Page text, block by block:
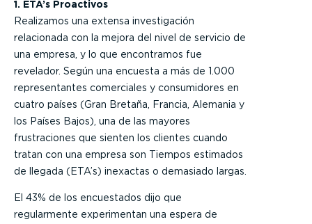
1. ETA’s Proactivos
Realizamos una extensa investigación
relacionada con la mejora del nivel de servicio de
una empresa, y lo que encontramos fue
revelador. Según una encuesta a más de 1.000
representantes comerciales y consumidores en
cuatro países (Gran Bretaña, Francia, Alemania y
los Países Bajos), una de las mayores
frustraciones que sienten los clientes cuando
tratan con una empresa son Tiempos estimados
de llegada (ETA’s) inexactas o demasiado largas.
El 43% de los encuestados dijo que
regularmente experimentan una espera de